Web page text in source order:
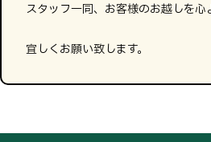
スタッフ一同、お客様のお越しを心
宜しくお願い致します。